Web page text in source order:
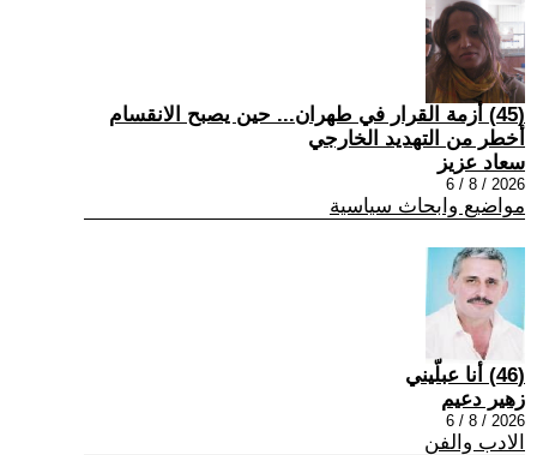
(45) أزمة القرار في طهران... حين يصبح الانقسام
أخطر من التهديد الخارجي
سعاد عزيز
2026 / 8 / 6
مواضيع وابحاث سياسية
(46) أنا عبلّيني
زهير دعيم
2026 / 8 / 6
الادب والفن